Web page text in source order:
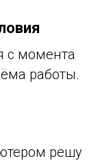
с момента
работы.
решу